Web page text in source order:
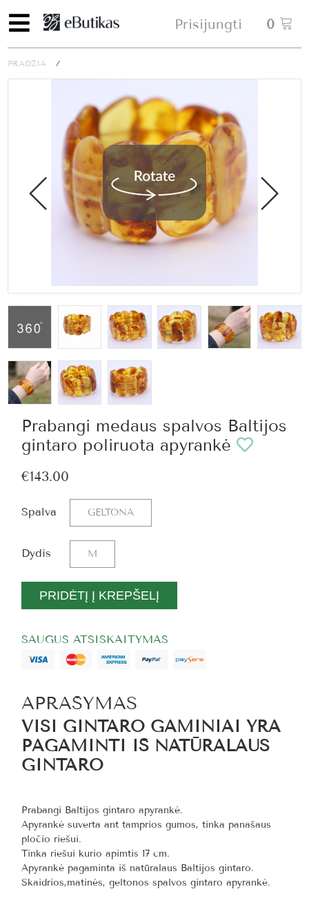
Prisijungti 0
PRADŽIA /
Prabangi medaus spalvos Baltijos
gintaro poliruota apyrankė
€143.00
Spalva GELTONA
Dydis M
PRIDĖTĮ Į KREPŠELĮ
SAUGUS ATSISKAITYMAS
APRAŠYMAS
VISI GINTARO GAMINIAI YRA
PAGAMINTI IŠ NATŪRALAUS
GINTARO
Prabangi Baltijos gintaro apyrankė.
Apyrankė suverta ant tamprios gumos, tinka panašaus
pločio riešui.
Tinka riešui kurio apimtis 17 cm.
Apyrankė pagaminta iš natūralaus Baltijos gintaro.
Skaidrios,matinės, geltonos spalvos gintaro apyrankė.